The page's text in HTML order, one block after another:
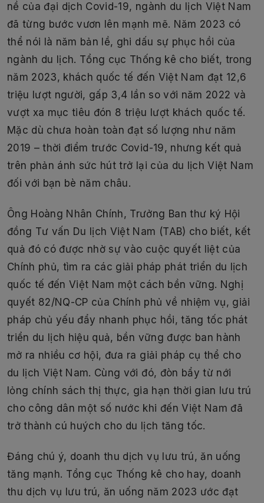
nề của đại dịch Covid-19, ngành du lịch Việt Nam
đã từng bước vươn lên mạnh mẽ. Năm 2023 có
thể nói là năm bản lề, ghi dấu sự phục hồi của
ngành du lịch. Tổng cục Thống kê cho biết, trong
năm 2023, khách quốc tế đến Việt Nam đạt 12,6
triệu lượt người, gấp 3,4 lần so với năm 2022 và
vượt xa mục tiêu đón 8 triệu lượt khách quốc tế.
Mặc dù chưa hoàn toàn đạt số lượng như năm
2019 – thời điểm trước Covid-19, nhưng kết quả
trên phản ánh sức hút trở lại của du lịch Việt Nam
đối với bạn bè năm châu.
Ông Hoàng Nhân Chính, Trưởng Ban thư ký Hội
đồng Tư vấn Du lịch Việt Nam (TAB) cho biết, kết
quả đó có được nhờ sự vào cuộc quyết liệt của
Chính phủ, tìm ra các giải pháp phát triển du lịch
quốc tế đến Việt Nam một cách bền vững. Nghị
quyết 82/NQ-CP của Chính phủ về nhiệm vụ, giải
pháp chủ yếu đẩy nhanh phục hồi, tăng tốc phát
triển du lịch hiệu quả, bền vững được ban hành
mở ra nhiều cơ hội, đưa ra giải pháp cụ thể cho
du lịch Việt Nam. Cùng với đó, đòn bẩy từ nới
lỏng chính sách thị thực, gia hạn thời gian lưu trú
cho công dân một số nước khi đến Việt Nam đã
trở thành cú huých cho du lịch tăng tốc.
Đáng chú ý, doanh thu dịch vụ lưu trú, ăn uống
tăng mạnh. Tổng cục Thống kê cho hay, doanh
thu dịch vụ lưu trú, ăn uống năm 2023 ước đạt